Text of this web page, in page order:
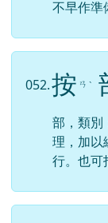
不早作準
052.按 ㄢ ˋ
部，類別
理，加以
行。也可